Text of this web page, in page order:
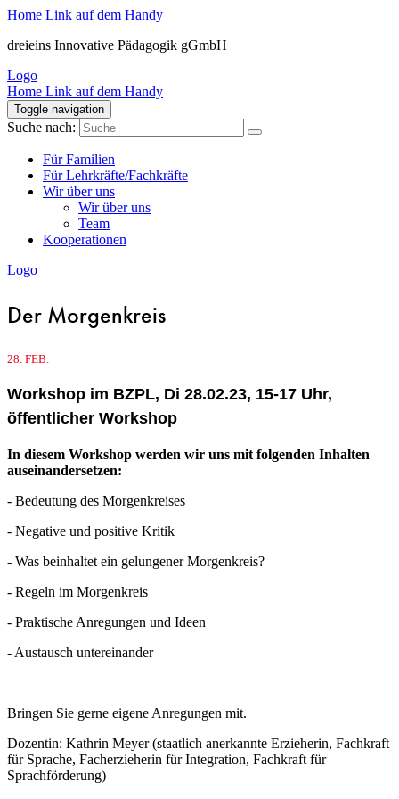
Home Link auf dem Handy
dreieins Innovative Pädagogik gGmbH
Logo
Home Link auf dem Handy
Toggle navigation
Suche nach:
Für Familien
Für Lehrkräfte/Fachkräfte
Wir über uns
Wir über uns
Team
Kooperationen
Logo
Der Morgenkreis
28. FEB.
Workshop im BZPL, Di 28.02.23, 15-17 Uhr,
öffentlicher Workshop
In diesem Workshop werden wir uns mit folgenden Inhalten
auseinandersetzen:
- Bedeutung des Morgenkreises
- Negative und positive Kritik
- Was beinhaltet ein gelungener Morgenkreis?
- Regeln im Morgenkreis
- Praktische Anregungen und Ideen
- Austausch untereinander
Bringen Sie gerne eigene Anregungen mit.
Dozentin: Kathrin Meyer (staatlich anerkannte Erzieherin, Fachkraft
für Sprache, Facherzieherin für Integration, Fachkraft für
Sprachförderung)